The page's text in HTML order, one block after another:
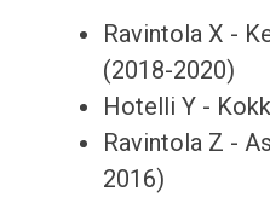
Ravintola X -
(2018-2020)
Hotelli Y -
Ravintola Z -
2016)